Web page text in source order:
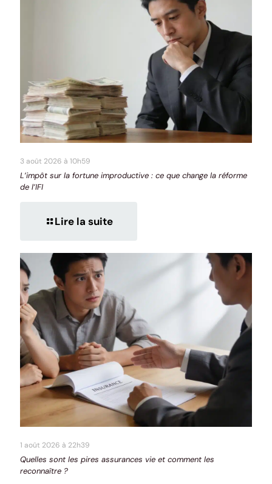
3 août 2026 à 10h59
L’impôt sur la fortune improductive : ce que change la réforme
de l’IFI
Lire la suite
1 août 2026 à 22h39
Quelles sont les pires assurances vie et comment les
reconnaître ?